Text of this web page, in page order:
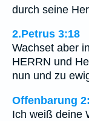
durch seine
2.Petrus 3:18
Wachset aber
HERRN und
nun und zu
Offenbarung
Ich weiß deine